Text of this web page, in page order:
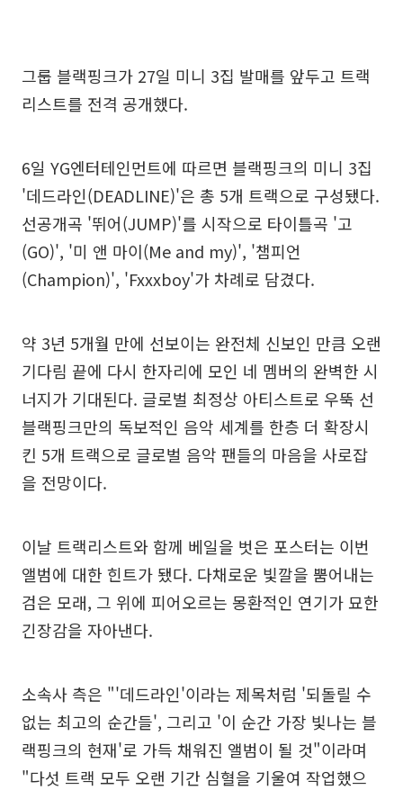
그룹 블랙핑크가 27일 미니 3집 발매를 앞두고 트랙
리스트를 전격 공개했다.
6일 YG엔터테인먼트에 따르면 블랙핑크의 미니 3집
'데드라인(DEADLINE)'은 총 5개 트랙으로 구성됐다.
선공개곡 '뛰어(JUMP)'를 시작으로 타이틀곡 '고
(GO)', '미 앤 마이(Me and my)', '챔피언
(Champion)', 'Fxxxboy'가 차례로 담겼다.
약 3년 5개월 만에 선보이는 완전체 신보인 만큼 오랜
기다림 끝에 다시 한자리에 모인 네 멤버의 완벽한 시
너지가 기대된다. 글로벌 최정상 아티스트로 우뚝 선
블랙핑크만의 독보적인 음악 세계를 한층 더 확장시
킨 5개 트랙으로 글로벌 음악 팬들의 마음을 사로잡
을 전망이다.
이날 트랙리스트와 함께 베일을 벗은 포스터는 이번
앨범에 대한 힌트가 됐다. 다채로운 빛깔을 뿜어내는
검은 모래, 그 위에 피어오르는 몽환적인 연기가 묘한
긴장감을 자아낸다.
소속사 측은 "'데드라인'이라는 제목처럼 '되돌릴 수
없는 최고의 순간들', 그리고 '이 순간 가장 빛나는 블
랙핑크의 현재'로 가득 채워진 앨범이 될 것"이라며
"다섯 트랙 모두 오랜 기간 심혈을 기울여 작업했으